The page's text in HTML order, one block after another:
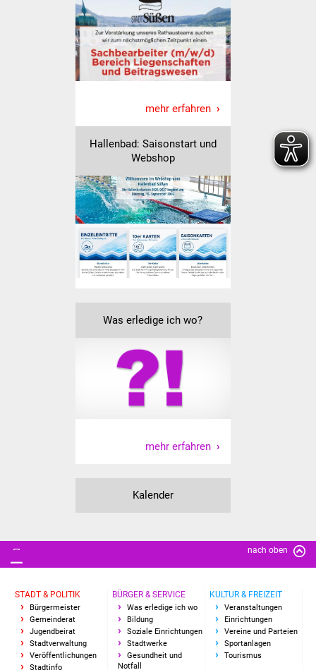
Kulturhalle
Vereine und Parteien
Beirat Süßener Vereine
Sportanlagen
Tourismus
Erlebnisregion
Schwäbischer Albtrauf
Route der
Lebenslagen
Senioren
Stadtseniorenrat
Ältere
Pflegeheim
Kinder und Jugendliche
Schülerferienprogramm
Migration und Integration
mehr erfahren
Hallenbad: Saisonstart und
Webshop
Was erledige ich wo?
mehr erfahren
Kalender
nach oben
STADT & POLITIK
Bürgermeister
Gemeinderat
Jugendbeirat
Stadtverwaltung
Veröffentlichungen
Stadtinfo
BÜRGER & SERVICE
Was erledige ich wo
Bildung
Soziale Einrichtungen
Stadtwerke
Gesundheit und
Notfall
KULTUR & FREIZEIT
Veranstaltungen
Einrichtungen
Vereine und Parteien
Sportanlagen
Tourismus